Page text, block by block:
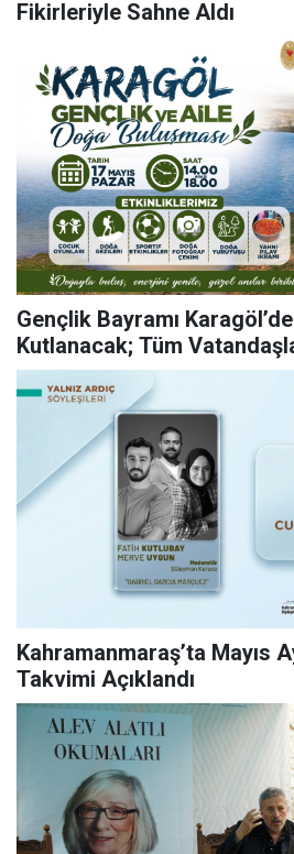
Fikirleriyle Sahne Aldı
Gençlik Bayramı
Kutlanacak; Tüm
Kahramanmaraş’ta Mayıs
Takvimi Açıklandı